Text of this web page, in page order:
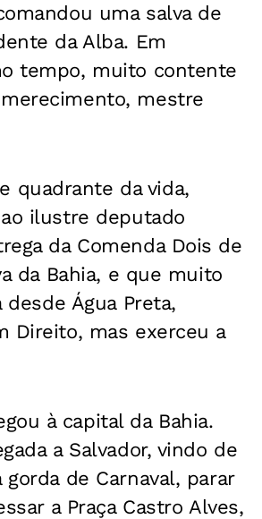
uma salva de
da Alba. Em
tempo, muito contente
mestre
quadrante da vida,
ilustre deputado
da Comenda Dois de
da Bahia, e que muito
Água Preta,
Direito, mas exerceu a
à capital da Bahia.
a Salvador, vindo de
de Carnaval, parar
a Praça Castro Alves,